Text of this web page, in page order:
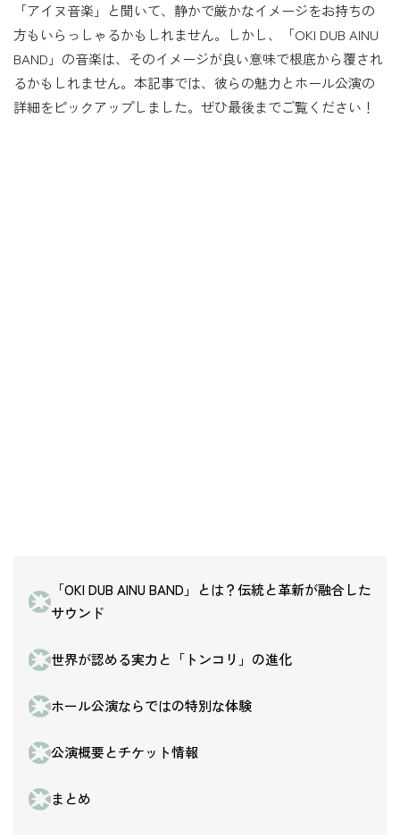
「アイヌ音楽」と聞いて、静かで厳かなイメージをお持ちの
方もいらっしゃるかもしれません。しかし、「OKI DUB AINU
BAND」の音楽は、そのイメージが良い意味で根底から覆され
るかもしれません。本記事では、彼らの魅力とホール公演の
詳細をピックアップしました。ぜひ最後までご覧ください！
「OKI DUB AINU BAND」とは？伝統と革新が融合した
サウンド
世界が認める実力と「トンコリ」の進化
ホール公演ならではの特別な体験
公演概要とチケット情報
まとめ